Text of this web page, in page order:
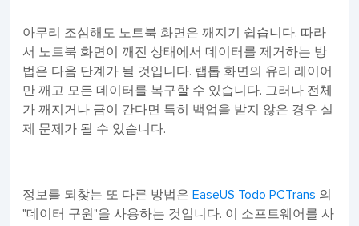
아무리 조심해도 노트북 화면은 깨지기 쉽습니다. 따라
서 노트북 화면이 깨진 상태에서 데이터를 제거하는 방
법은 다음 단계가 될 것입니다. 랩톱 화면의 유리 레이어
만 깨고 모든 데이터를 복구할 수 있습니다. 그러나 전체
가 깨지거나 금이 간다면 특히 백업을 받지 않은 경우 실
제 문제가 될 수 있습니다.
정보를 되찾는 또 다른 방법은 EaseUS Todo PCTrans 의
"데이터 구원"을 사용하는 것입니다. 이 소프트웨어를 사